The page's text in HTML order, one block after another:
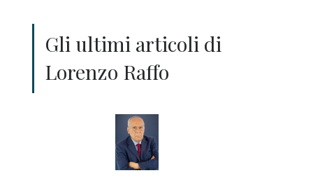
Gli ultimi articoli di
Lorenzo Raffo